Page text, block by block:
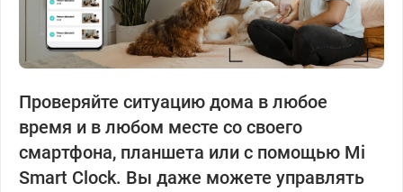
Проверяйте ситуацию дома в любое
время и в любом месте со своего
смартфона, планшета или с помощью Mi
Smart Clock. Вы даже можете управлять